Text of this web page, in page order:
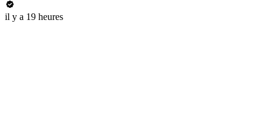
il y a 19 heures